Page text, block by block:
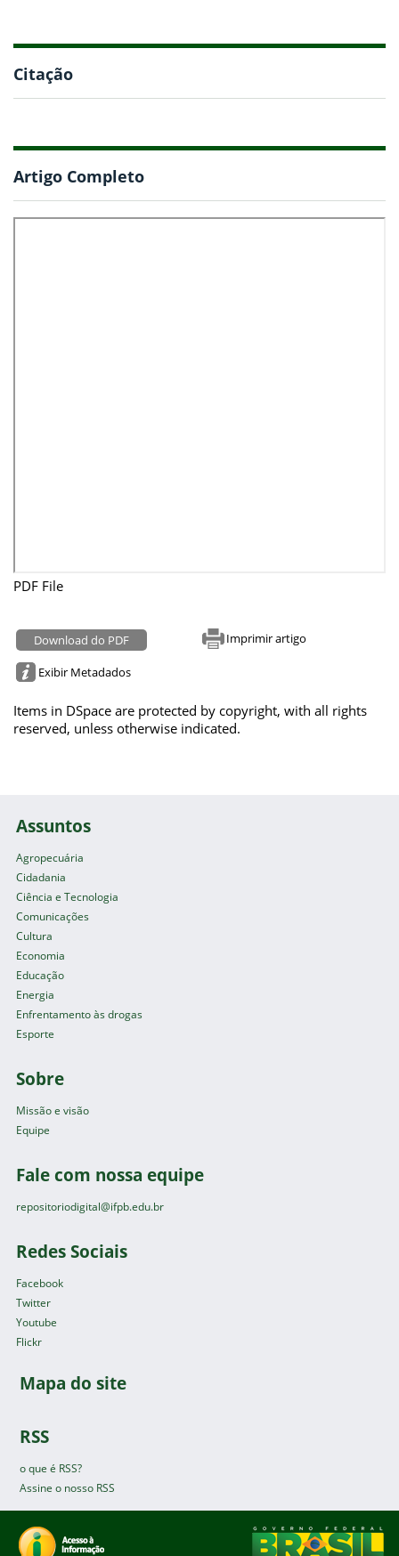
Citação
Artigo Completo
PDF File
Download do PDF Imprimir artigo
Exibir Metadados
Items in DSpace are protected by copyright, with all rights
reserved, unless otherwise indicated.
Assuntos
Agropecuária
Cidadania
Ciência e Tecnologia
Comunicações
Cultura
Economia
Educação
Energia
Enfrentamento às drogas
Esporte
Sobre
Missão e visão
Equipe
Fale com nossa equipe
repositoriodigital@ifpb.edu.br
Redes Sociais
Facebook
Twitter
Youtube
Flickr
Mapa do site
RSS
o que é RSS?
Assine o nosso RSS